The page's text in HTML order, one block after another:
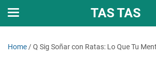
TAS TAS
Home /Q Sig Soñar con Ratas: Lo Que Tu